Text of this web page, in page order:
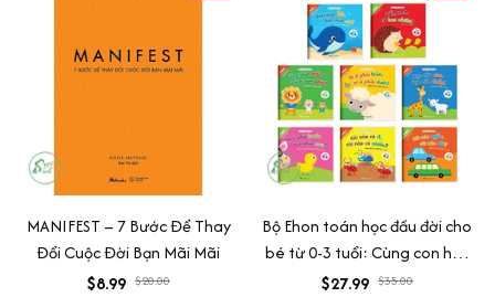
MANIFEST – 7 Bước Để Thay
Đổi Cuộc Đời Bạn Mãi Mãi
$8.99 $20.00
Bộ Ehon toán học đầu đời cho
bé từ 0-3 tuổi: Cùng con học
toán (song ngữ Việt Anh)
$27.99 $35.00